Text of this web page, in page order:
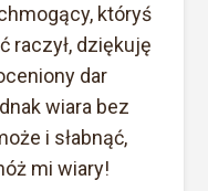
któryś
raczył, dziękuję
dar
wiara bez
i słabnąć,
mi wiary!